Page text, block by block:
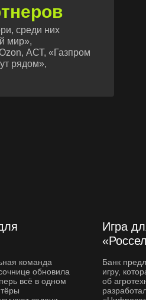
среди них
мир»,
АСТ, «Газпром
рядом»,
Банк
игру,
об
Игра
команда
обновила
всё в одном